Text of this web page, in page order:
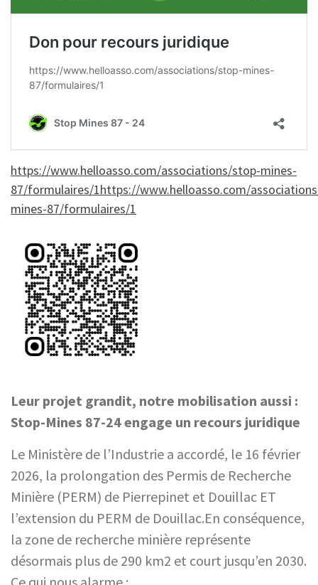
https://www.helloasso.com/associations/stop-mines-
87/formulaires/1https://www.helloasso.com/
mines-87/formulaires/1
Leur projet grandit, notre mobilisation aussi :
Stop-Mines 87-24 engage un recours juridique
Le Ministère de l’Industrie a accordé, le 16 février
2026, la prolongation des Permis de Recherche
Minière (PERM) de Pierrepinet et Douillac ET
l’extension du PERM de Douillac.En conséquence,
la zone de recherche minière représente
désormais plus de 290 km2 et court jusqu’en 2030.